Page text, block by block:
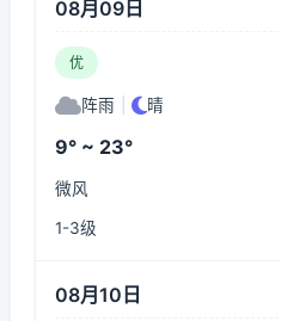
08月09日
优
阵雨 晴
9° ~ 23°
微风
1-3级
08月10日